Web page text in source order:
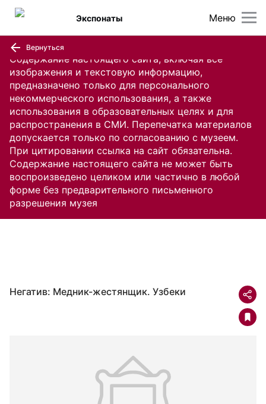
Содержание настоящего сайта, включая все
изображения и текстовую информацию,
предназначено только для персонального
некоммерческого использования, а также
использования в образовательных целях и для
распространения в СМИ. Перепечатка материалов
допускается только по согласованию с музеем.
При цитировании ссылка на сайт обязательна.
Содержание настоящего сайта не может быть
воспроизведено целиком или частично в любой
форме без предварительного письменного
разрешения музея
Меню
Экспонаты
Вернуться
Негатив: Медник-жестянщик. Узбеки